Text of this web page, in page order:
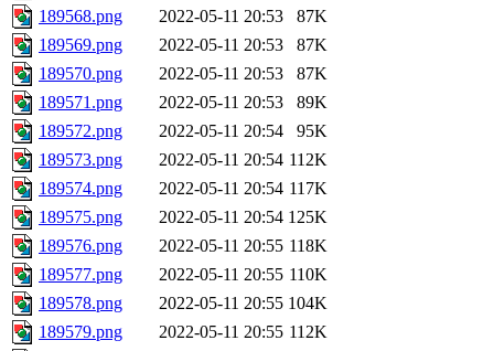
189568.png
2022-05-11 20:53
87K
189569.png
2022-05-11 20:53
87K
189570.png
2022-05-11 20:53
87K
189571.png
2022-05-11 20:53
89K
189572.png
2022-05-11 20:54
95K
189573.png
2022-05-11 20:54 112K
189574.png
2022-05-11 20:54 117K
189575.png
2022-05-11 20:54 125K
189576.png
2022-05-11 20:55 118K
189577.png
2022-05-11 20:55 110K
189578.png
2022-05-11 20:55 104K
189579.png
2022-05-11 20:55 112K